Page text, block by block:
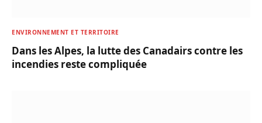
ENVIRONNEMENT ET TERRITOIRE
Dans les Alpes, la lutte des Canadairs contre les
incendies reste compliquée